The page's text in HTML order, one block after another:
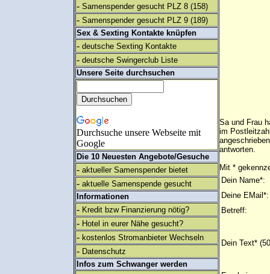
- Samenspender gesucht PLZ 8 (158)
- Samenspender gesucht PLZ 9 (189)
Sex & Sexting Kontakte knüpfen
- deutsche Sexting Kontakte
- deutsche Swingerclub Liste
Unsere Seite durchsuchen
Durchsuche unsere Webseite mit
Google
Die 10 Neuesten Angebote/Gesuche
- aktueller Samenspender bietet
- aktuelle Samenspende gesucht
Informationen
- Kredit bzw Finanzierung nötig?
- Hotel in eurer Nähe gesucht?
- kostenlos Stromanbieter Wechseln
- Datenschutz
Infos zum Schwanger werden
Sa und Frau
im
antworten.
Mit *
Dein Name*:
Deine EMail*:
Betreff:
Dein Text*